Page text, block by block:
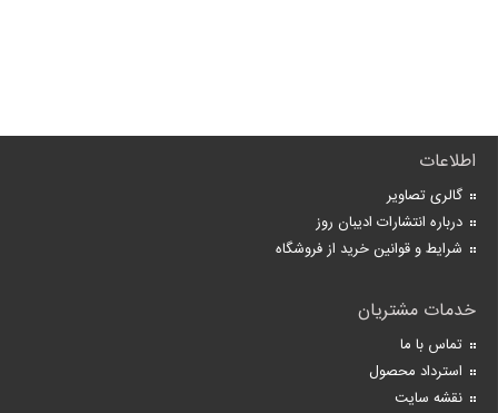
اطلاعات
گالری تصاویر
درباره انتشارات ادیبان روز
شرایط و قوانین خرید از فروشگاه
خدمات مشتریان
تماس با ما
استرداد محصول
نقشه سایت